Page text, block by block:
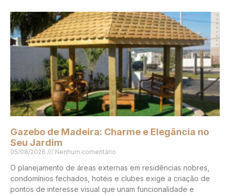
Gazebo de Madeira: Charme e Elegância no
Seu Jardim
05/08/2026 Nenhum comentário
O planejamento de áreas externas em residências nobres,
condomínios fechados, hotéis e clubes exige a criação de
pontos de interesse visual que unam funcionalidade e